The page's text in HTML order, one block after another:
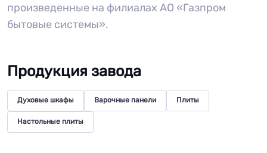
произведенные на филиалах АО «Газпром
бытовые системы».
Продукция завода
Духовые шкафы Варочные панели Плиты
Настольные плиты